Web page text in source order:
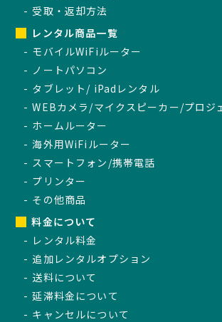
受取・返却方法
レンタル商品一覧
モバイルWiFiルーター
ノートパソコン
タブレット/ iPadレンタル
WEBカメラ/マイクスピーカー/プロジ
ホームルーター
海外用WiFiルーター
スマートフォン/携帯電話
プリンター
その他商品
料金について
レンタル料金
追加レンタルオプション
送料について
延滞料金について
キャンセルについて